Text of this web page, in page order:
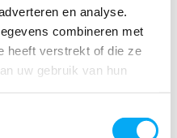
en analyse.
combineren met
heeft verstrekt of die ze
uw gebruik van hun
Slangklemschroevendraaier